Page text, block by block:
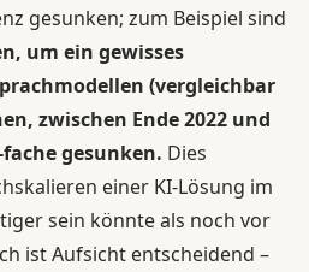
gesunken; zum Beispiel sind
um ein gewisses
(vergleichbar
zwischen Ende 2022 und
fache gesunken. Dies
einer KI-Lösung im
sein könnte als noch vor
ist Aufsicht entscheidend –